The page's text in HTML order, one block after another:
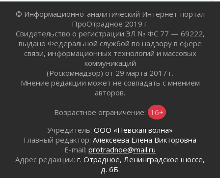
03 августа 2026
Ладожский мост полностью закроют на два
часа
03 августа 2026
Музеи Ленобласти обновляют пространства
Новая площадка: 2027
Часть медиков в Ленобласти сможет
рассчитывать на доплату от региона
За сутки в Ленинградской области
ликвидировали 10 пожаров
03 августа 2026
Клюква наливается, но в корзинку пока не
© Информационно-аналитический Интернет-портал
ПроОтрадное 2019 г.
Свидетельство о регистрации ЭЛ № ФС 77 — 69222,
выдано Федеральной службой по надзору в сфере
связи, информационных технологий и массовых
коммуникаций
(Роскомнадзор) от 29 марта 2017 г.
Мнение редакции может не совпадать с мнением
авторов.
Возрастное ограничение: 16+
Учредитель: ООО «Невская волна»
Главный редактор: Алексеева Елена Викторовна
E-mail: protradnoe@mail.ru
Адрес редакции: г. Отрадное, Ленинградское шоссе,
д. 6Б.